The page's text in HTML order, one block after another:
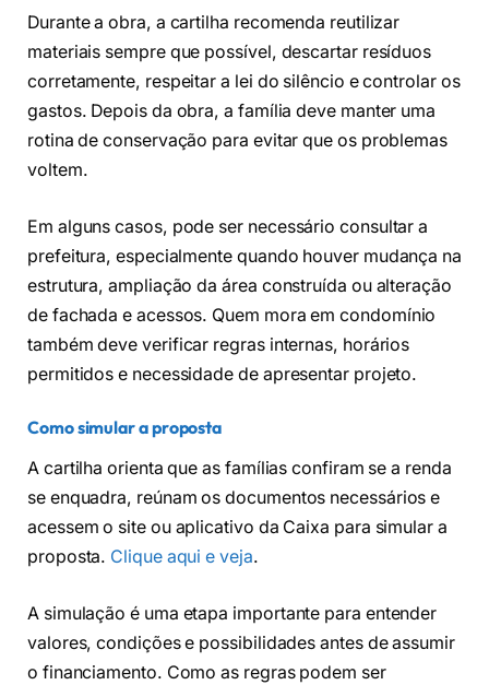
Durante a obra, a cartilha recomenda reutilizar
materiais sempre que possível, descartar resíduos
corretamente, respeitar a lei do silêncio e controlar os
gastos. Depois da obra, a família deve manter uma
rotina de conservação para evitar que os problemas
voltem.
Em alguns casos, pode ser necessário consultar a
prefeitura, especialmente quando houver mudança na
estrutura, ampliação da área construída ou alteração
de fachada e acessos. Quem mora em condomínio
também deve verificar regras internas, horários
permitidos e necessidade de apresentar projeto.
Como simular a proposta
A cartilha orienta que as famílias confiram se a renda
se enquadra, reúnam os documentos necessários e
acessem o site ou aplicativo da Caixa para simular a
proposta. Clique aqui e veja.
A simulação é uma etapa importante para entender
valores, condições e possibilidades antes de assumir
o financiamento. Como as regras podem ser